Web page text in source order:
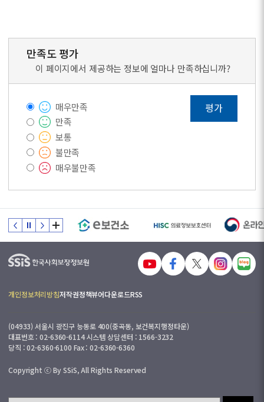
만족도 평가
이 페이지에서 제공하는 정보에 얼마나 만족하십니까?
매우만족
만족
보통
불만족
매우불만족
평가
개인정보처리방침저작권정책뷰어다운로드RSS
(04933) 서울시 광진구 능동로 400(중곡동, 보건복지행정타운)
대표번호 : 02-6360-6114 시스템 상담센터 : 1566-3232
당직 : 02-6360-6100 Fax : 02-6360-6360
Copyright ⓒ By SSiS, All Rights Reserved